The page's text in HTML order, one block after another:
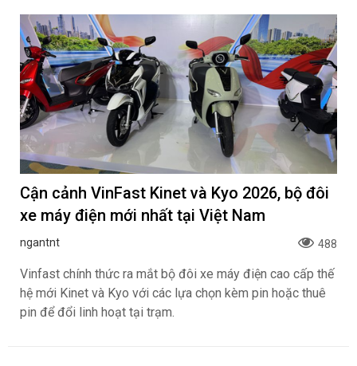
Cận cảnh VinFast Kinet và Kyo 2026, bộ đôi
xe máy điện mới nhất tại Việt Nam
ngantnt 488
Vinfast chính thức ra mắt bộ đôi xe máy điện cao cấp thế
hệ mới Kinet và Kyo với các lựa chọn kèm pin hoặc thuê
pin để đổi linh hoạt tại trạm.